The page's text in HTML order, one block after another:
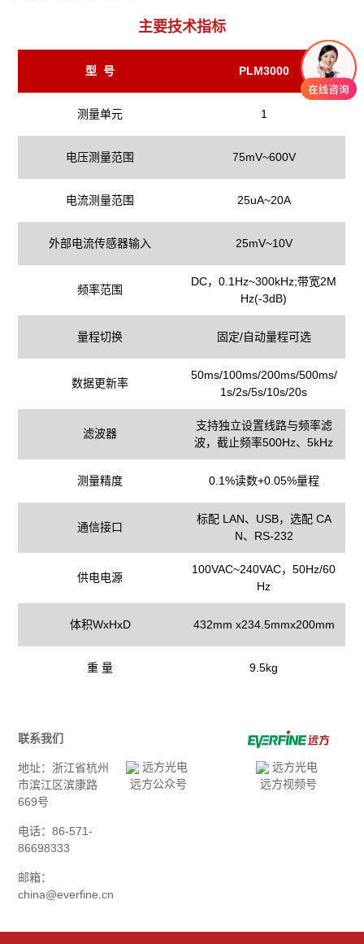
主要技术指标
型 号 PLM3000
测量单元 1
电压测量范围 75mV~600V
电流测量范围 25uA~20A
外部电流传感器输入 25mV~10V
频率范围
DC，0.1Hz~300kHz;带宽2M
Hz(-3dB)
量程切换 固定/自动量程可选
数据更新率
50ms/100ms/200ms/500ms/
1s/2s/5s/10s/20s
滤波器
支持独立设置线路与频率滤
波，截止频率500Hz、5kHz
测量精度 0.1%读数+0.05%量程
通信接口
标配 LAN、USB，选配 CA
N、RS-232
供电电源
100VAC~240VAC，50Hz/60
Hz
体积WxHxD 432mm x234.5mmx200mm
重 量 9.5kg
联系我们
地址：浙江省杭州
市滨江区滨康路
669号
电话：86-571-
86698333
邮箱：
china@everfine.cn
远方公众号 远方视频号